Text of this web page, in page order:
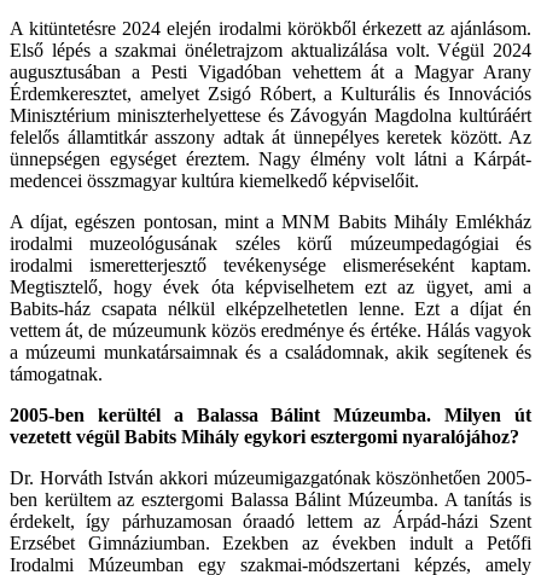
A kitüntetésre 2024 elején irodalmi körökből érkezett az ajánlásom.
Első lépés a szakmai önéletrajzom aktualizálása volt. Végül 2024
augusztusában a Pesti Vigadóban vehettem át a Magyar Arany
Érdemkeresztet, amelyet Zsigó Róbert, a Kulturális és Innovációs
Minisztérium miniszterhelyettese és Závogyán Magdolna kultúráért
felelős államtitkár asszony adtak át ünnepélyes keretek között. Az
ünnepségen egységet éreztem. Nagy élmény volt látni a Kárpát-
medencei összmagyar kultúra kiemelkedő képviselőit.
A díjat, egészen pontosan, mint a MNM Babits Mihály Emlékház
irodalmi muzeológusának széles körű múzeumpedagógiai és
irodalmi ismeretterjesztő tevékenysége elismeréseként kaptam.
Megtisztelő, hogy évek óta képviselhetem ezt az ügyet, ami a
Babits-ház csapata nélkül elképzelhetetlen lenne. Ezt a díjat én
vettem át, de múzeumunk közös eredménye és értéke. Hálás vagyok
a múzeumi munkatársaimnak és a családomnak, akik segítenek és
támogatnak.
2005-ben kerültél a Balassa Bálint Múzeumba. Milyen út
vezetett végül Babits Mihály egykori esztergomi nyaralójához?
Dr. Horváth István akkori múzeumigazgatónak köszönhetően 2005-
ben kerültem az esztergomi Balassa Bálint Múzeumba. A tanítás is
érdekelt, így párhuzamosan óraadó lettem az Árpád-házi Szent
Erzsébet Gimnáziumban. Ezekben az években indult a Petőfi
Irodalmi Múzeumban egy szakmai-módszertani képzés, amely